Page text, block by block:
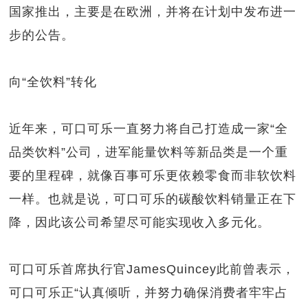
国家推出，主要是在欧洲，并将在计划中发布进一
步的公告。
向“全饮料”转化
近年来，可口可乐一直努力将自己打造成一家“全
品类饮料”公司，进军能量饮料等新品类是一个重
要的里程碑，就像百事可乐更依赖零食而非软饮料
一样。也就是说，可口可乐的碳酸饮料销量正在下
降，因此该公司希望尽可能实现收入多元化。
可口可乐首席执行官JamesQuincey此前曾表示，
可口可乐正“认真倾听，并努力确保消费者牢牢占